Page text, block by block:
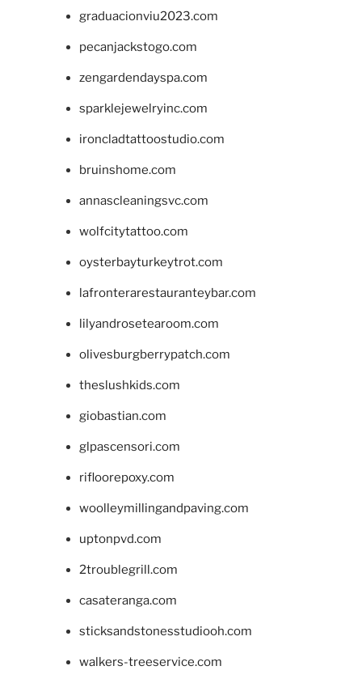
graduacionviu2023.com
pecanjackstogo.com
zengardendayspa.com
sparklejewelryinc.com
ironcladtattoostudio.com
bruinshome.com
annascleaningsvc.com
wolfcitytattoo.com
oysterbayturkeytrot.com
lafronterarestauranteybar.com
lilyandrosetearoom.com
olivesburgberrypatch.com
theslushkids.com
giobastian.com
glpascensori.com
rifloorepoxy.com
woolleymillingandpaving.com
uptonpvd.com
2troublegrill.com
casateranga.com
sticksandstonesstudiooh.com
walkers-treeservice.com